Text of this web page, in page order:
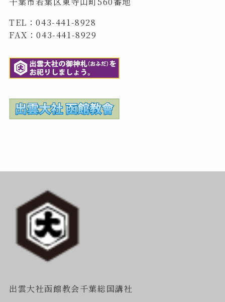
TEL：043-441-8928
FAX：043-441-8929
出雲大社函館教会千葉総国講社